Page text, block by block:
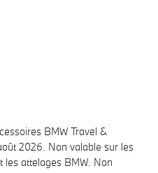
BMW Travel &
2026. Non valable sur les
les attelages BMW. Non